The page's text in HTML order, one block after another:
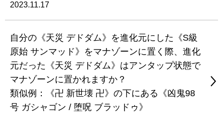
2023.11.17
自分の《天災 デドダム》を進化元にした《S級
原始 サンマッド》をマナゾーンに置く際、進化
元だった《天災 デドダム》はアンタップ状態で
マナゾーンに置かれますか？
類似例：《卍 新世壊 卍》の下にある《凶鬼98
号 ガシャゴン / 堕呪 ブラッドゥ》